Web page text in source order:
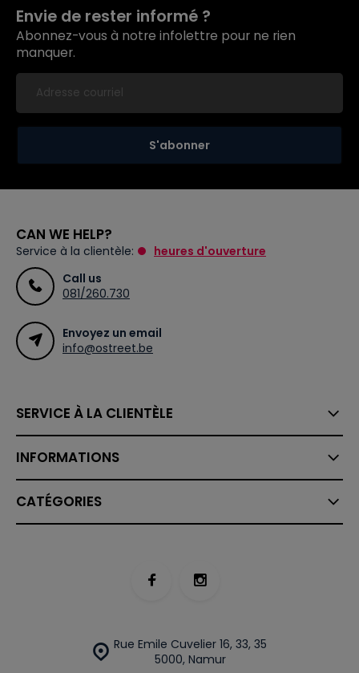
Envie de rester informé ?
Abonnez-vous à notre infolettre pour ne rien
manquer.
S'abonner
CAN WE HELP?
Service à la clientèle:
heures d'ouverture
Call us
081/260.730
Envoyez un email
info@ostreet.be
SERVICE À LA CLIENTÈLE
INFORMATIONS
CATÉGORIES
Rue Emile Cuvelier 16, 33, 35
5000, Namur